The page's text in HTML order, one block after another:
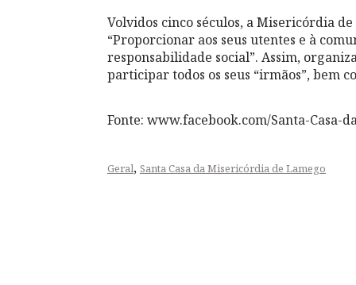
Volvidos cinco séculos, a Misericórdia
“Proporcionar aos seus utentes e à
responsabilidade social”. Assim,
participar todos os seus “irmãos”, bem
Fonte: www.facebook.com/Santa-Casa-
Geral, Santa Casa da Misericórdia de Lamego